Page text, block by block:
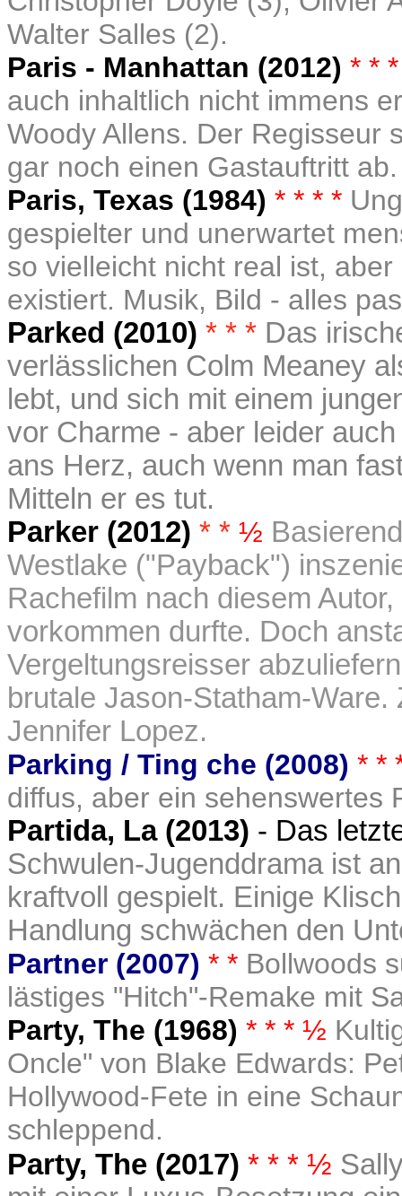
Walter Salles (2).
Paris - Manhattan (2012) * *
auch inhaltlich nicht immens
Woody Allens. Der Regisseur
gar noch einen Gastauftritt ab.
Paris, Texas (1984) * * * *
gespielter und unerwartet
so vielleicht nicht real ist,
existiert. Musik, Bild - alles
Parked (2010) * * * Das
verlässlichen Colm Meaney
lebt, und sich mit einem
vor Charme - aber leider
ans Herz, auch wenn man
Mitteln er es tut.
Parker (2012) * * ½
Westlake ("Payback")
Rachefilm nach diesem
vorkommen durfte. Doch
Vergeltungsreisser
brutale Jason-Statham-
Jennifer Lopez.
Parking / Ting che (2008) * *
diffus, aber ein sehenswertes
Partida, La (2013) - Das
Schwulen-Jugenddrama ist
kraftvoll gespielt. Einige
Handlung schwächen den
Partner (2007) * * Bollwoods
lästiges "Hitch"-Remake mit
Party, The (1968) * * * ½
Oncle" von Blake Edwards:
Hollywood-Fete in eine
schleppend.
Party, The (2017) * * * ½